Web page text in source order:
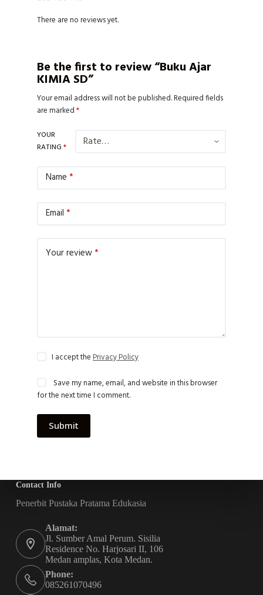
There are no reviews yet.
Be the first to review “Buku Ajar
KIMIA SD”
Your email address will not be published.Required fields
are marked*
YOUR
RATING *
Name *
Email *
Your review*
I accept thePrivacy Policy
Save my name, email, and website in this browser
for the next time I comment.
Submit
Contact Info
Penerbit Pustaka Pratama Edukasia
Alamat:
Jl. Sumber Amal Perum. Sisilia
Residence No. Harjosari II, 106
Medan amplas, Kota Medan.
Phone:
085261070496